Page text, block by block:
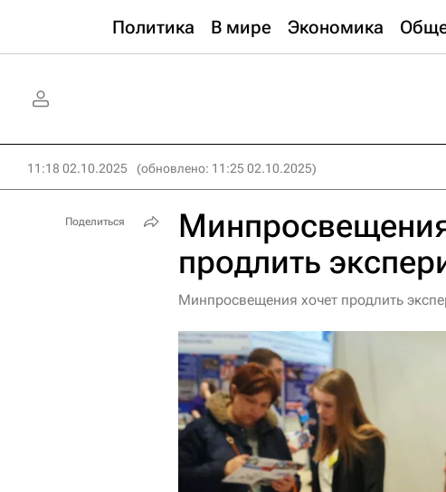
Политика В мире Экономика
11:18 02.10.2025 (обновлено: 11:25 02.10.2025)
продлить
Минпросвещения хочет продлить
Поделиться